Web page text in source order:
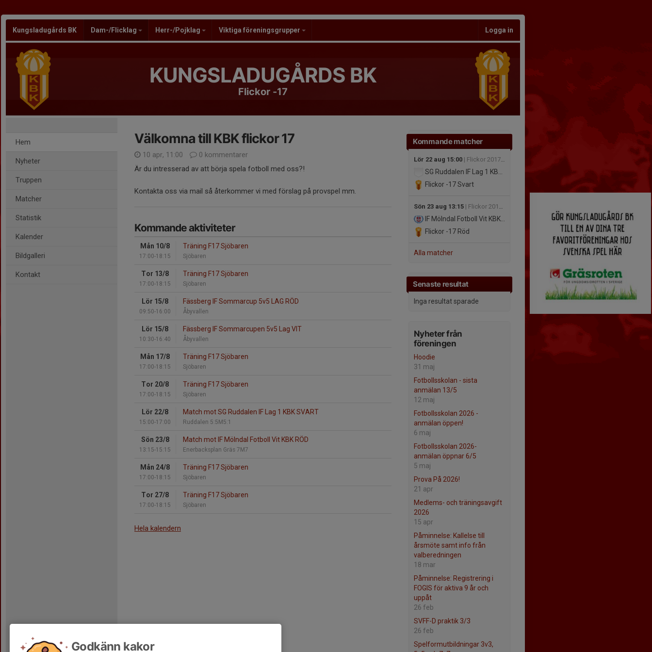
Kungsladugårds BK Dam-/Flicklag Herr-/Pojklag Viktiga föreningsgrupper Logga in
KUNGSLADUGÅRDS BK
Flickor -17
Hem
Nyheter
Truppen
Matcher
Statistik
Kalender
Bildgalleri
Kontakt
Kommande matcher
Lör 22 aug 15:00 | Flickor 2017(9 år) Centrum+Härryda+Mölndal+Väster Grupp A Höst
SG Ruddalen IF Lag 1 KBK SVART
Flickor -17Svart
Sön 23 aug 13:15 | Flickor 2017(9 år) Centrum+Härryda+Mölndal+Väster Grupp A Höst
IF Mölndal Fotboll Vit KBK RÖD
Flickor -17 Röd
Alla matcher
Senaste resultat
Inga resultat sparade
Nyheter från
föreningen
Hoodie
31 maj
Fotbollsskolan - sista
anmälan 13/5
12 maj
Fotbollsskolan 2026 -
anmälan öppen!
6 maj
Fotbollsskolan 2026-
anmälan öppnar 6/5
5 maj
Prova På 2026!
21 apr
Medlems- och träningsavgift
2026
15 apr
Påminnelse: Kallelse till
årsmöte samt info från
valberedningen
18 mar
Påminnelse: Registrering i
FOGIS för aktiva 9 år och
uppåt
26 feb
SVFF-D praktik 3/3
26 feb
Spelformutbildningar 3v3,
Välkomna till KBK flickor 17
10 apr, 11:00
0 kommentarer
Är du intresserad av att börja spela fotboll med oss?!
Kontakta oss via mail så återkommer vi med förslag på provspel mm.
Kommande aktiviteter
Mån 10/8
17:00-18:15
Träning F17 Sjöbaren
Sjöbaren
Tor 13/8
17:00-18:15
Träning F17 Sjöbaren
Sjöbaren
Lör 15/8
09:50-16:00
Fässberg IF Sommarcup 5v5 LAG RÖD
Åbyvallen
Lör 15/8
10:30-16:40
Fässberg IF Sommarcupen 5v5 Lag VIT
Åbyvallen
Mån 17/8
17:00-18:15
Träning F17 Sjöbaren
Sjöbaren
Tor 20/8
17:00-18:15
Träning F17 Sjöbaren
Sjöbaren
Lör 22/8
15:00-17:00
Match mot SG Ruddalen IF Lag 1 KBK SVART
Ruddalen 5:5M5:1
Sön 23/8
13:15-15:15
Match mot IF Mölndal Fotboll Vit KBK RÖD
Enerbacksplan Gräs 7M7
Mån 24/8
17:00-18:15
Träning F17 Sjöbaren
Sjöbaren
Tor 27/8
17:00-18:15
Träning F17 Sjöbaren
Sjöbaren
Hela kalendern
Godkänn kakor